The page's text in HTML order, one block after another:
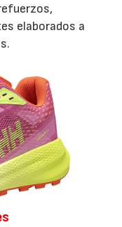
elaborados a